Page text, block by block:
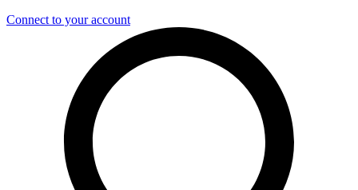
Connect to your account